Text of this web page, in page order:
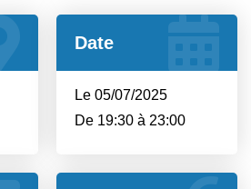
Date
Le 05/07/2025
De 19:30 à 23:00